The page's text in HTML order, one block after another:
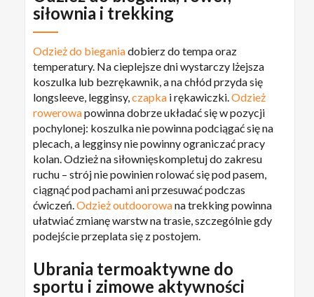
siłownia i trekking
Odzież do bieganiadobierz do tempa oraz
temperatury. Na cieplejsze dni wystarczy lżejsza
koszulka lub bezrękawnik, a na chłód przyda się
longsleeve, legginsy,czapka i rękawiczki.Odzież
rowerowapowinna dobrze układać się w pozycji
pochylonej: koszulka nie powinna podciągać się na
plecach, a legginsy nie powinny ograniczać pracy
kolan. Odzież na siłownięskompletuj do zakresu
ruchu – strój nie powinien rolować się pod pasem,
ciągnąć pod pachami ani przesuwać podczas
ćwiczeń.Odzież outdoorowana trekking powinna
ułatwiać zmianę warstw na trasie, szczególnie gdy
podejście przeplata się z postojem.
Ubrania termoaktywne do
sportu i zimowe aktywności